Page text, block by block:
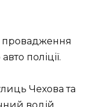
провадження
поліції.
Чехова та